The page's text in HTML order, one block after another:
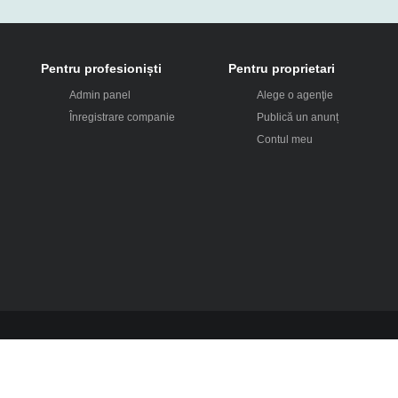
Pentru profesioniști
Admin panel
Înregistrare companie
Pentru proprietari
Alege o agenţie
Publică un anunț
Contul meu